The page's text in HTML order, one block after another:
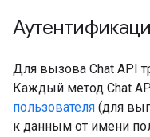
Для вызова Chat API
Каждый метод Chat
пользователя (для
к данным от имени